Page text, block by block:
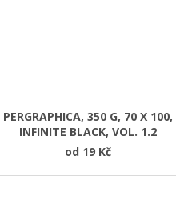
PERGRAPHICA, 350 G, 70 X 100,
INFINITE BLACK, VOL. 1.2
od 19 Kč